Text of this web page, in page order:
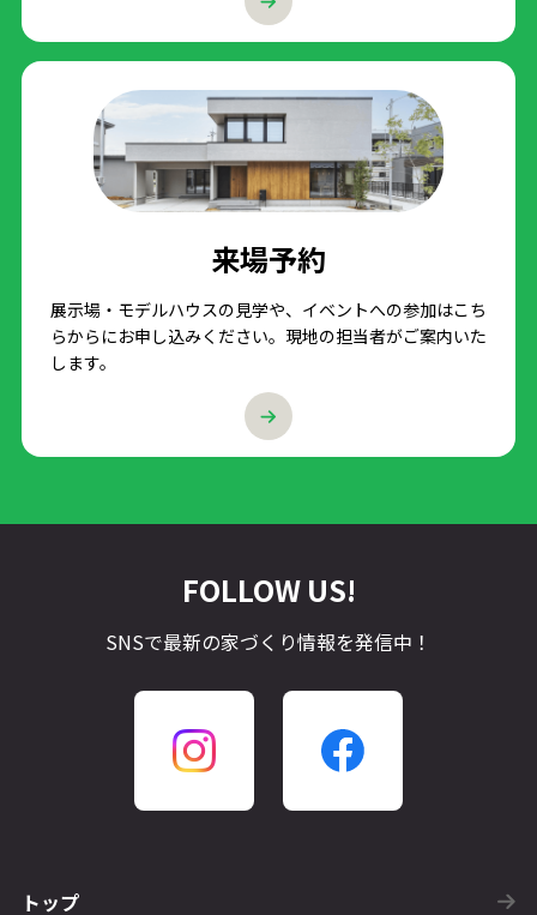
来場予約
展示場・モデルハウスの見学や、イベントへの参加はこち
らからにお申し込みください。現地の担当者がご案内いた
します。
FOLLOW US!
SNSで最新の家づくり情報を発信中！
トップ